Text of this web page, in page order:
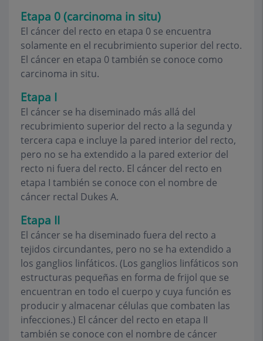
Etapa 0 (carcinoma in situ)
El cáncer del recto en etapa 0 se encuentra
solamente en el recubrimiento superior del recto.
El cáncer en etapa 0 también se conoce como
carcinoma in situ.
Etapa I
El cáncer se ha diseminado más allá del
recubrimiento superior del recto a la segunda y
tercera capa e incluye la pared interior del recto,
pero no se ha extendido a la pared exterior del
recto ni fuera del recto. El cáncer del recto en
etapa I también se conoce con el nombre de
cáncer rectal Dukes A.
Etapa II
El cáncer se ha diseminado fuera del recto a
tejidos circundantes, pero no se ha extendido a
los ganglios linfáticos. (Los ganglios linfáticos son
estructuras pequeñas en forma de frijol que se
encuentran en todo el cuerpo y cuya función es
producir y almacenar células que combaten las
infecciones.) El cáncer del recto en etapa II
también se conoce con el nombre de cáncer